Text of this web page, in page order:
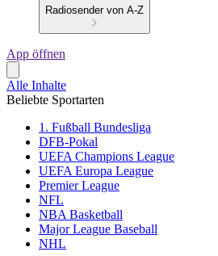
Radiosender von A-Z
App öffnen
Alle Inhalte
Beliebte Sportarten
1. Fußball Bundesliga
DFB-Pokal
UEFA Champions League
UEFA Europa League
Premier League
NFL
NBA Basketball
Major League Baseball
NHL